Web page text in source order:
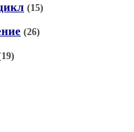
(15)
(26)